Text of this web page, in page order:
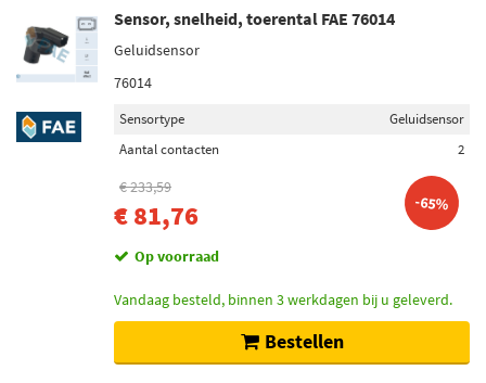
Sensor, snelheid, toerental FAE 76014
Geluidsensor
76014
Sensortype
Geluidsensor
Aantal contacten
2
€ 233,59
€ 81,76 -65%
Op voorraad
Vandaag besteld, binnen 3 werkdagen bij u geleverd.
Bestellen